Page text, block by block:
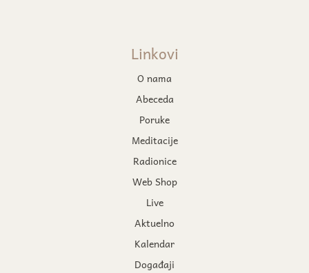
Linkovi
O nama
Abeceda
Poruke
Meditacije
Radionice
Web Shop
Live
Aktuelno
Kalendar
Događaji